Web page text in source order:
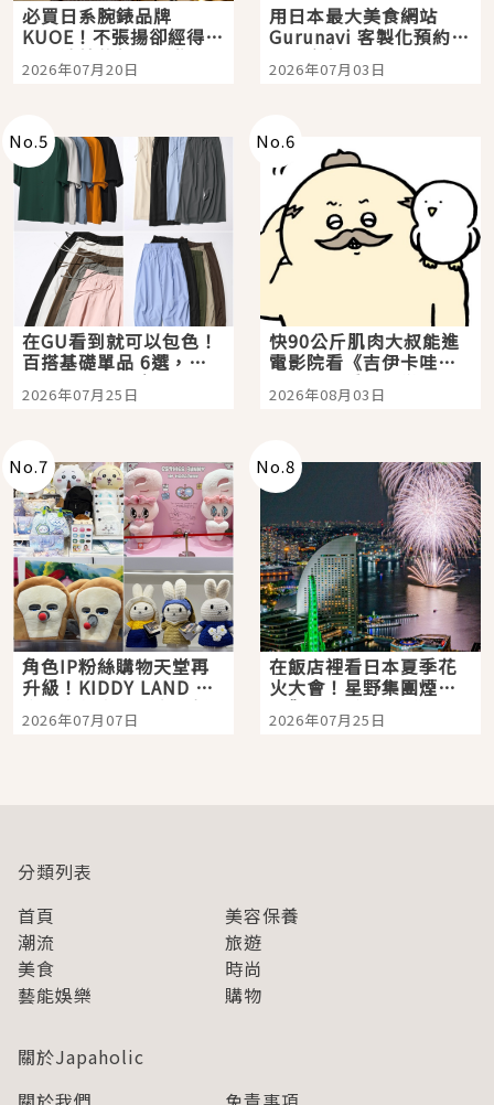
必買日系腕錶品牌
KUOE！不張揚卻經得起
時間洗鍊的經典之作五
選
2026年07月20日
用日本最大美食網站
Gurunavi 客製化預約九
大都市餐廳，打造專屬
美食體驗！
2026年07月03日
No.5
在GU看到就可以包色！
百搭基礎單品 6選，閉
眼全收也不心疼
2026年07月25日
No.6
快90公斤肌肉大叔能進
電影院看《吉伊卡哇》
嗎？日本重金屬樂團
「打首」會長與nagano
2026年08月03日
No.7
角色IP粉絲購物天堂再
升級！KIDDY LAND 原
宿店吉伊卡哇迎客，新
開幕 OMOKADO 店3分
2026年07月07日
No.8
在飯店裡看日本夏季花
火大會！星野集團煙火
景觀飯店6選，讓你不用
人擠人悠閒欣賞
2026年07月25日
分類列表
首頁
美容保養
潮流
旅遊
美食
時尚
藝能娛樂
購物
關於Japaholic